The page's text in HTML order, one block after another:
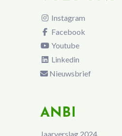
Instagram
Facebook
Youtube
Linkedin
Nieuwsbrief
ANBI
Jaarverslag 2024